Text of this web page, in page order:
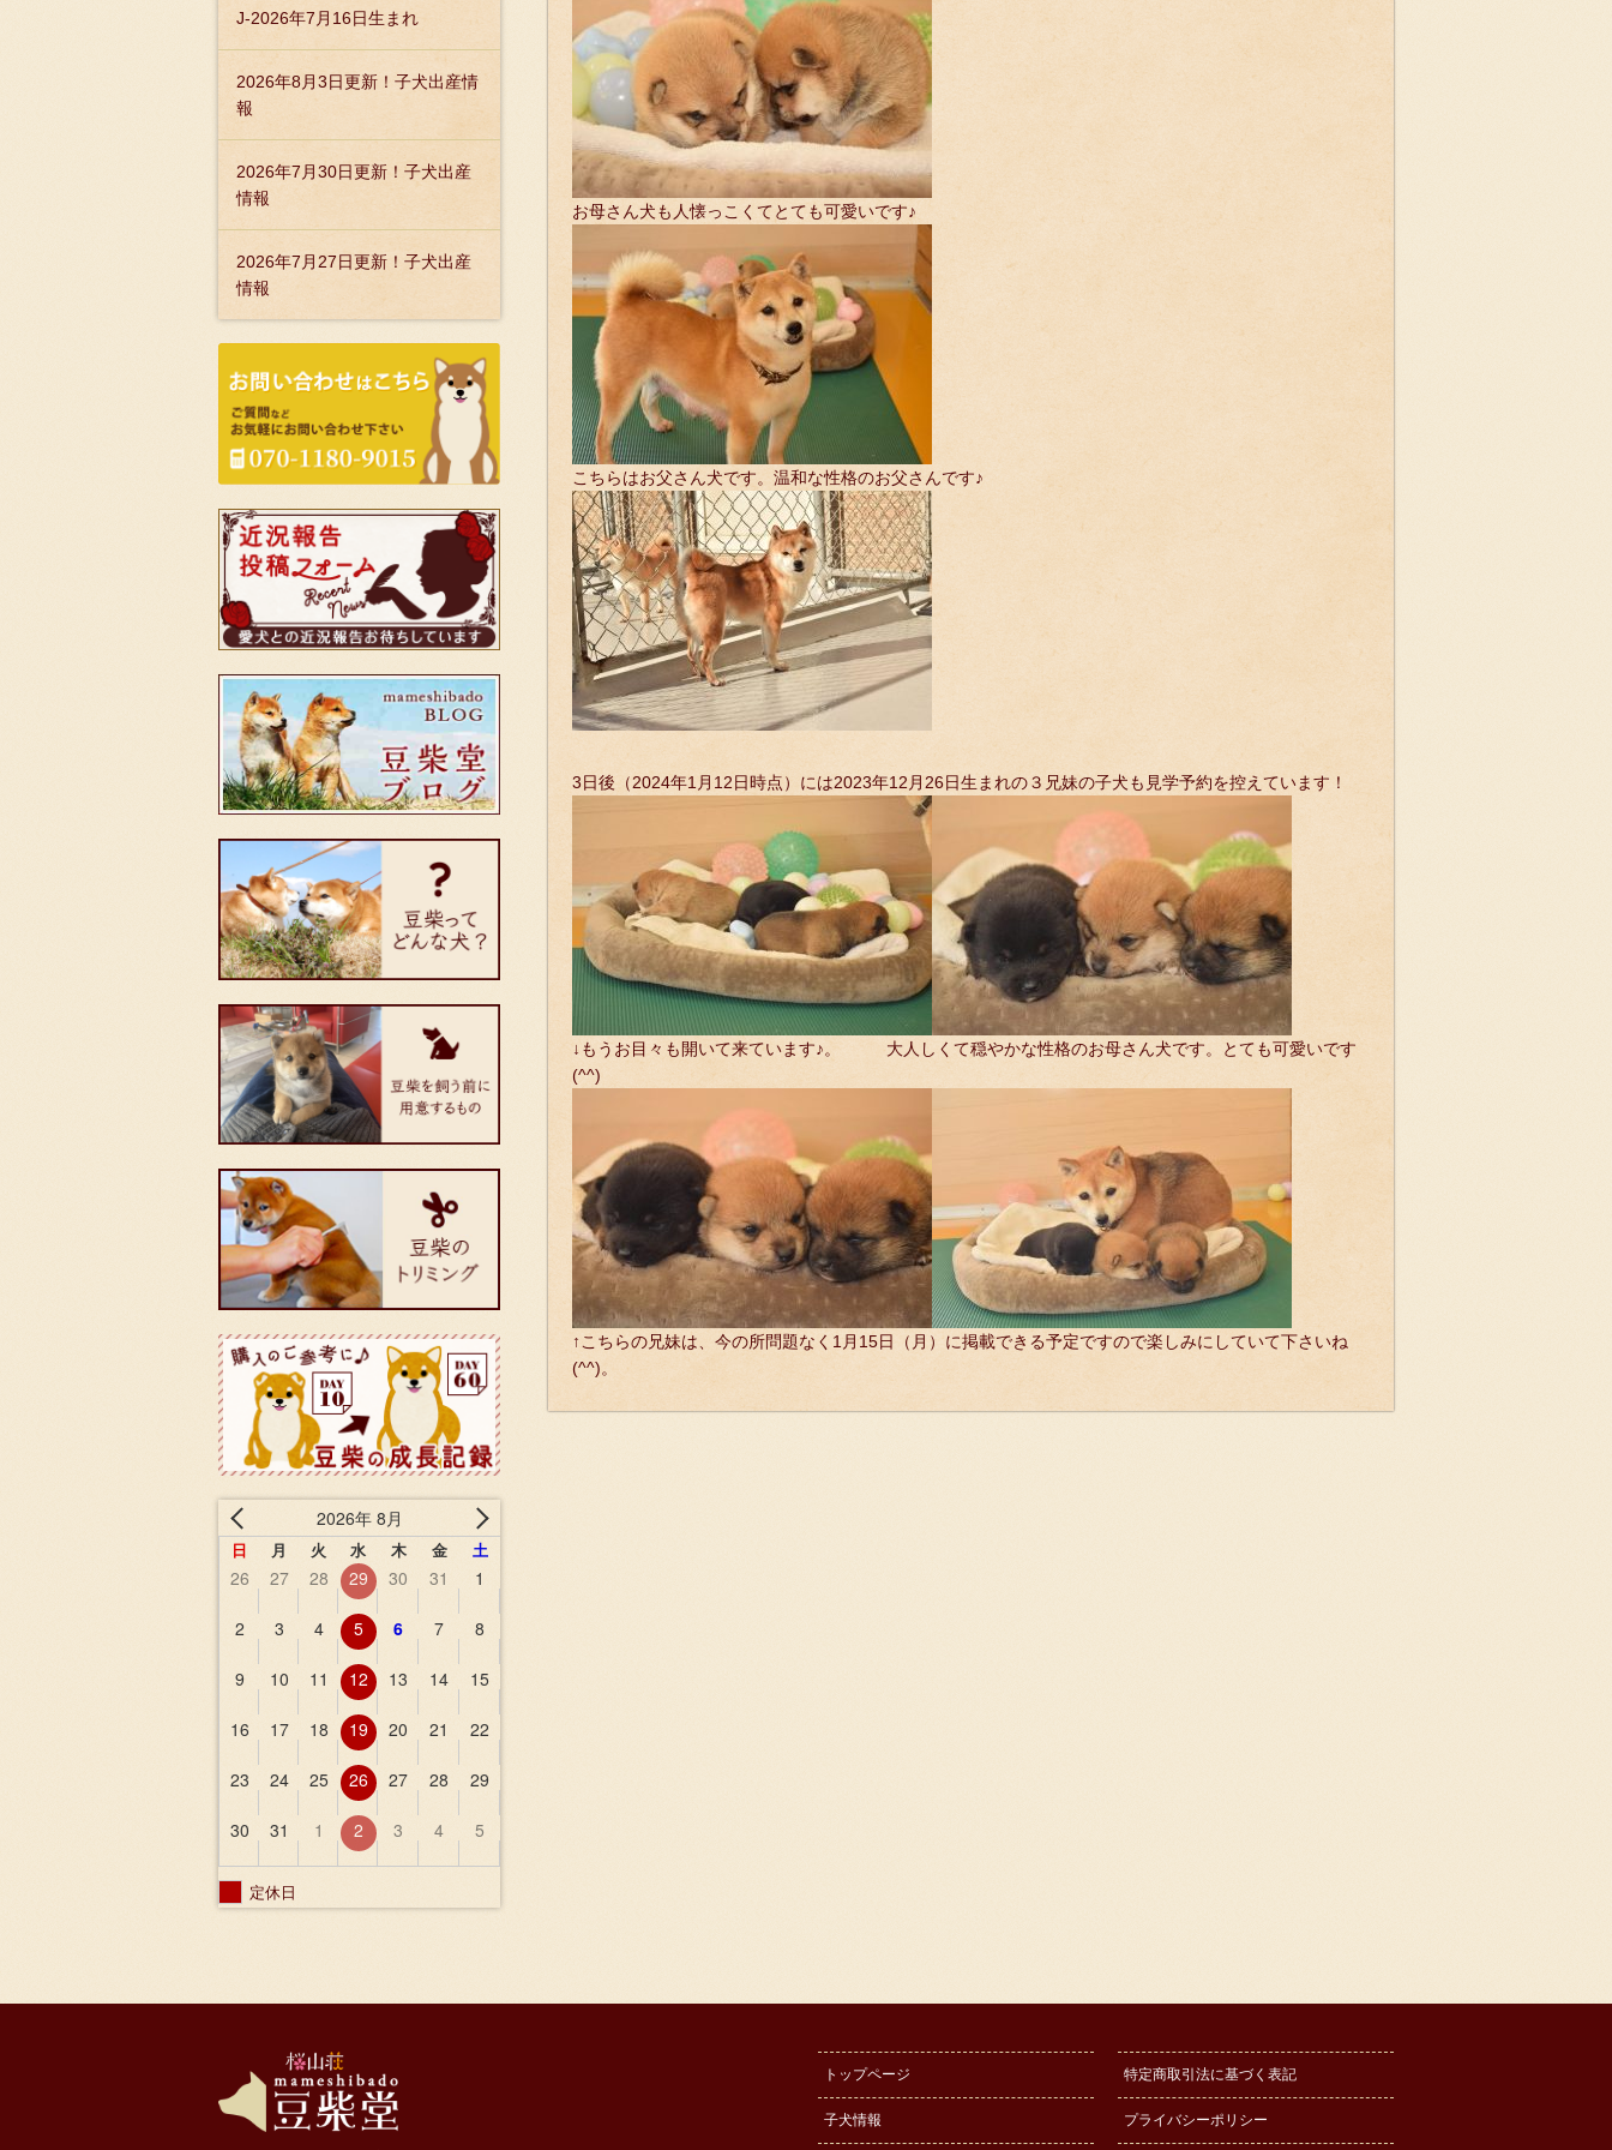
お母さん犬も人懐っこくてとても可愛いです♪
こちらはお父さん犬です。温和な性格のお父さんです♪
3日後（2024年1月12日時点）には2023年12月26日生まれの３兄妹の子犬も見学予約を控えています！
↓もうお目々も開いて来ています♪。 大人しくて穏やかな性格のお母さん犬です。とても可愛いです
(^^)
↑こちらの兄妹は、今の所問題なく1月15日（月）に掲載できる予定ですので楽しみにしていて下さいね
(^^)。
J-2026年7月16日生まれ
2026年8月3日更新！子犬出産情
報
2026年7月30日更新！子犬出産
情報
2026年7月27日更新！子犬出産
情報
2026年 8月
日 月 火 水 木 金 土
26 27 28 29 30 31 1
2 3 4 5 6 7 8
9 10 11 12 13 14 15
16 17 18 19 20 21 22
23 24 25 26 27 28 29
30 31 1 2 3 4 5
定休日
トップページ
子犬情報
特定商取引法に基づく表記
プライバシーポリシー